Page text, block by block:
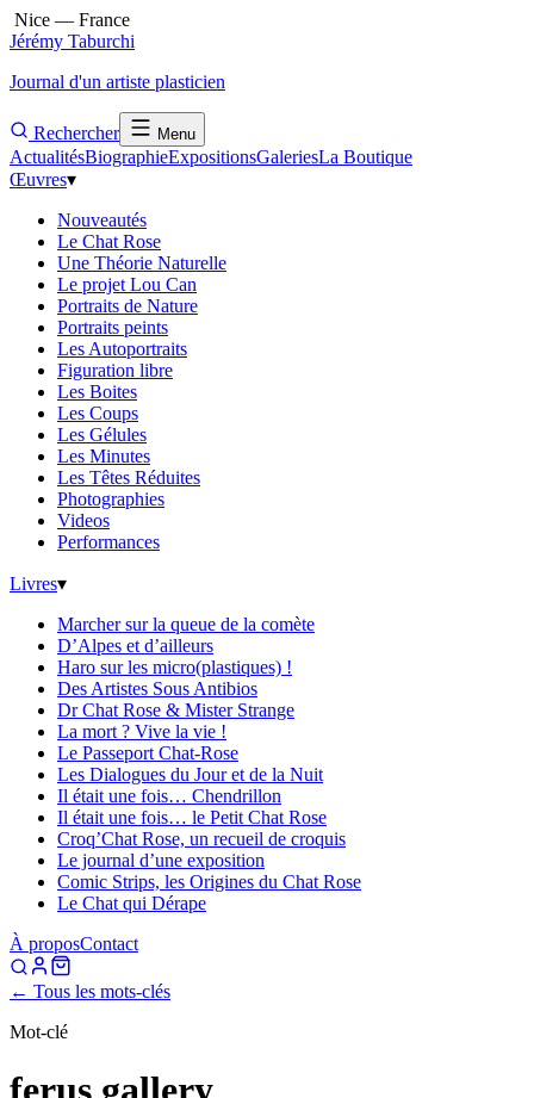
Nice — France
Jérémy Taburchi
Journal d'un artiste plasticien
Rechercher Menu
ActualitésBiographieExpositionsGaleriesLa Boutique
Œuvres▾
Nouveautés
Le Chat Rose
Une Théorie Naturelle
Le projet Lou Can
Portraits de Nature
Portraits peints
Les Autoportraits
Figuration libre
Les Boites
Les Coups
Les Gélules
Les Minutes
Les Têtes Réduites
Photographies
Videos
Performances
Livres▾
Marcher sur la queue de la comète
D’Alpes et d’ailleurs
Haro sur les micro(plastiques) !
Des Artistes Sous Antibios
Dr Chat Rose & Mister Strange
La mort ? Vive la vie !
Le Passeport Chat-Rose
Les Dialogues du Jour et de la Nuit
Il était une fois… Chendrillon
Il était une fois… le Petit Chat Rose
Croq’Chat Rose, un recueil de croquis
Le journal d’une exposition
Comic Strips, les Origines du Chat Rose
Le Chat qui Dérape
À proposContact
← Tous les mots-clés
Mot-clé